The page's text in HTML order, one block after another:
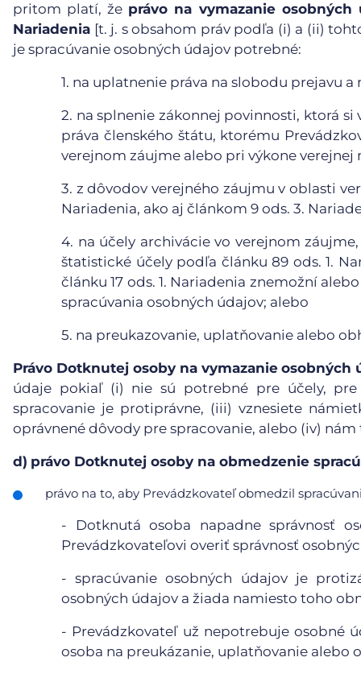
pritom platí, že právo na vymazanie
Nariadenia [t. j. s obsahom práv podľa (i) a (ii)
je spracúvanie osobných údajov potrebné:
1. na uplatnenie práva na slobodu prejavu a
2. na splnenie zákonnej povinnosti, ktorá
práva členského štátu, ktorému
verejnom záujme alebo pri výkone verejnej
3. z dôvodov verejného záujmu v oblasti
Nariadenia, ako aj článkom 9 ods. 3.
4. na účely archivácie vo verejnom
štatistické účely podľa článku 89 ods. 1.
článku 17 ods. 1. Nariadenia znemožní
spracúvania osobných údajov; alebo
5. na preukazovanie, uplatňovanie alebo
Právo Dotknutej osoby na vymazanie osobných
údaje pokiaľ (i) nie sú potrebné pre účely,
spracovanie je protiprávne, (iii) vznesiete
oprávnené dôvody pre spracovanie, alebo (iv)
d) právo Dotknutej osoby na obmedzenie
právo na to, aby Prevádzkovateľ obmedzil
- Dotknutá osoba napadne správnosť
Prevádzkovateľovi overiť správnosť
- spracúvanie osobných údajov je
osobných údajov a žiada namiesto toho
- Prevádzkovateľ už nepotrebuje osobné
osoba na preukázanie, uplatňovanie alebo